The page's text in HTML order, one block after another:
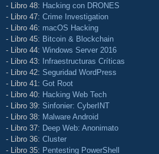
- Libro 48: Hacking con DRONES
- Libro 47: Crime Investigation
- Libro 46: macOS Hacking
- Libro 45: Bitcoin & Blockchain
- Libro 44: Windows Server 2016
- Libro 43: Infraestructuras Críticas
- Libro 42: Seguridad WordPress
- Libro 41: Got Root
- Libro 40: Hacking Web Tech
- Libro 39: Sinfonier: CyberINT
- Libro 38: Malware Android
- Libro 37: Deep Web: Anonimato
- Libro 36: Cluster
- Libro 35: Pentesting PowerShell